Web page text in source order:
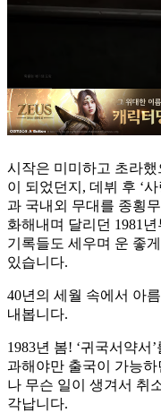
시작은 미미하고 초라
이 되었던지, 데뷔 후 ‘
과 국내외 무대를 종횡
화해내며 달리던 1981
기록들도 세우며 운 좋
있습니다.
40년의 세월 속에서 아
내봅니다.
1983년 봄! ‘귀국서약서
과해야만 출국이 가능하
나 무슨 일이 생겨서 취
각납니다.